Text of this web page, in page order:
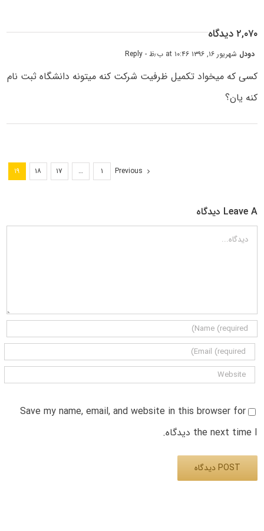
۲,۰۷۰ دیدگاه
دودل شهریور ۱۶, ۱۳۹۶ at ۱۰:۴۶ ب٫ظ - Reply
کسی که میخواد تکمیل ظرفیت شرکت کنه میتونه دانشگاه ثبت نام
کنه یان؟
Previous ۱ … ۱۷ ۱۸ ۱۹
Leave A دیدگاه
دیدگاه
Save my name, email, and website in this browser for
the next time I دیدگاه.